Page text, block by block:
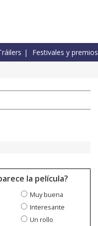
Festivales y premios
la película?
Muy buena
Interesante
Un rollo